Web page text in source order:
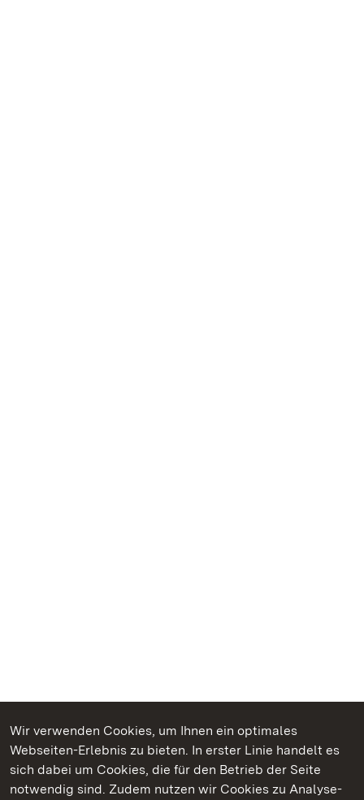
Wir verwenden Cookies, um Ihnen ein optimales
Webseiten-Erlebnis zu bieten. In erster Linie handelt es
sich dabei um Cookies, die für den Betrieb der Seite
notwendig sind. Zudem nutzen wir Cookies zu Analyse-
Kommen. Staunen. Genießen.